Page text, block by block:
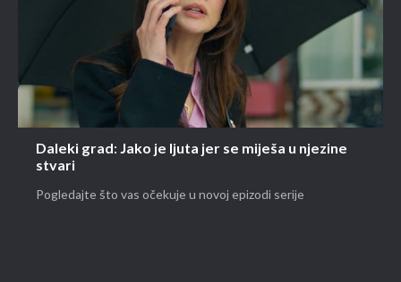
Daleki grad: Jako je ljuta jer se miješa u njezine
stvari
Pogledajte što vas očekuje u novoj epizodi serije